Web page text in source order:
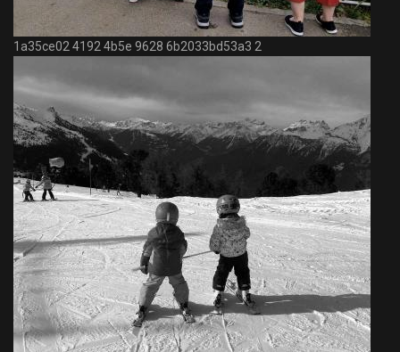
1a35ce02 4192 4b5e 9628 6b2033bd53a3 2